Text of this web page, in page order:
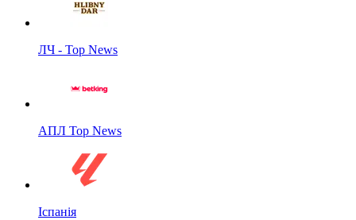
ЛЧ - Top News
АПЛ Top News
Іспанія